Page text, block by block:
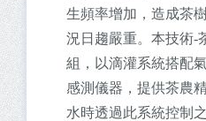
生頻率增加，造成茶
況日趨嚴重。本技術-
組，以滴灌系統搭配
感測儀器，提供茶農
水時透過此系統控制